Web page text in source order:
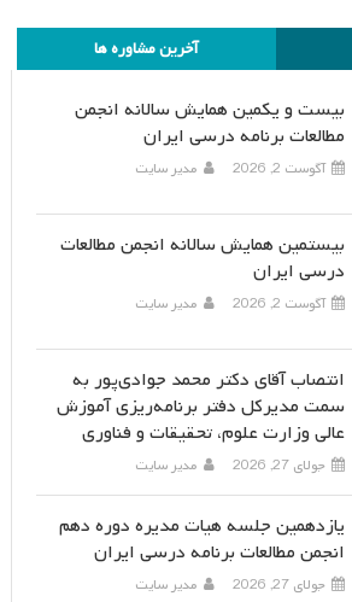
آخرین مشاوره ها
بیست و یکمین همایش سالانه انجمن
مطالعات برنامه درسی ایران
آگوست 2, 2026 مدیر سایت
بیستمین همایش سالانه انجمن مطالعات
درسی ایران
آگوست 2, 2026 مدیر سایت
انتصاب آقای دکتر محمد جوادی‌پور به
سمت مدیرکل دفتر برنامه‌ریزی آموزش
عالی وزارت علوم، تحقیقات و فناوری
جولای 27, 2026 مدیر سایت
یازدهمین جلسه هیات مدیره دوره دهم
انجمن مطالعات برنامه درسی ایران
جولای 27, 2026 مدیر سایت